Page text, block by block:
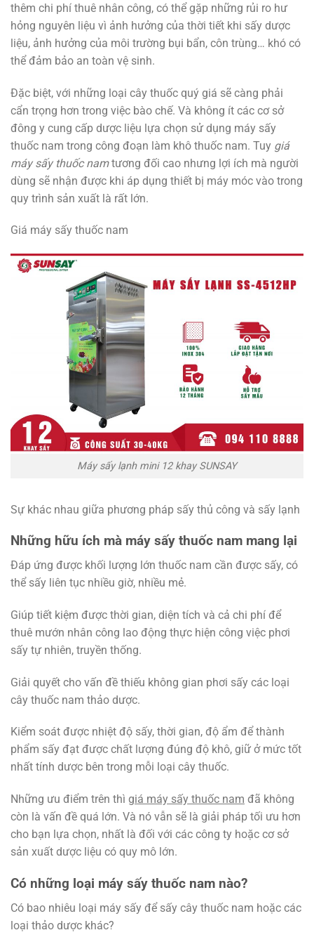
thêm chi phí thuê nhân công, có thể gặp những rủi ro hư
hỏng nguyên liệu vì ảnh hưởng của thời tiết khi sấy dược
liệu, ảnh hưởng của môi trường bụi bẩn, côn trùng… khó có
thể đảm bảo an toàn vệ sinh.
Đặc biệt, với những loại cây thuốc quý giá sẽ càng phải
cẩn trọng hơn trong việc bào chế. Và không ít các cơ sở
đông y cung cấp dược liệu lựa chọn sử dụng máy sấy
thuốc nam trong công đoạn làm khô thuốc nam. Tuy giá
máy sấy thuốc namtương đối cao nhưng lợi ích mà người
dùng sẽ nhận được khi áp dụng thiết bị máy móc vào trong
quy trình sản xuất là rất lớn.
Giá máy sấy thuốc nam
Máy sấy lạnh mini 12 khay SUNSAY
Sự khác nhau giữa phương pháp sấy thủ công và sấy lạnh
Những hữu ích mà máy sấy thuốc nam mang lại
Đáp ứng được khối lượng lớn thuốc nam cần được sấy, có
thể sấy liên tục nhiều giờ, nhiều mẻ.
Giúp tiết kiệm được thời gian, diện tích và cả chi phí để
thuê mướn nhân công lao động thực hiện công việc phơi
sấy tự nhiên, truyền thống.
Giải quyết cho vấn đề thiếu không gian phơi sấy các loại
cây thuốc nam thảo dược.
Kiểm soát được nhiệt độ sấy, thời gian, độ ẩm để thành
phẩm sấy đạt được chất lượng đúng độ khô, giữ ở mức tốt
nhất tính dược bên trong mỗi loại cây thuốc.
Những ưu điểm trên thì giá máy sấy thuốc nam đã không
còn là vấn đề quá lớn. Và nó vẫn sẽ là giải pháp tối ưu hơn
cho bạn lựa chọn, nhất là đối với các công ty hoặc cơ sở
sản xuất dược liệu có quy mô lớn.
Có những loại máy sấy thuốc nam nào?
Có bao nhiêu loại máy sấy để sấy cây thuốc nam hoặc các
loại thảo dược khác?